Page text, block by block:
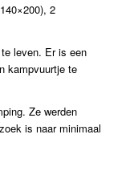
2
leven. Er is een
kampvuurtje te
Ze werden
is naar minimaal